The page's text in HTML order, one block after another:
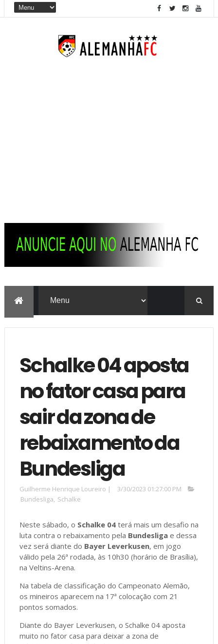
Schalke 04 aposta
no fator casa para
sair da zona de
rebaixamento da
Bundesliga
Guilherme Henrique Loureiro |
3/30/2023 01:27:00 PM
Bundesliga, Schalke
Neste sábado, o Schalke 04 terá mais um desafio na
luta contra o rebaixamento pela Bundesliga e dessa
vez será diante do Bayer Leverkusen, em jogo
válido pela 26ª rodada, às 10h30 (horário de Brasília),
na Veltins-Arena.
Na tabela de classificação do Campeonato Alemão,
os mineiros aparecem na 17ª colocação com 21
pontos somados.
Diante do Bayer Leverkusen, o Schalke 04 aposta
muito no fator casa para deixar a zona de